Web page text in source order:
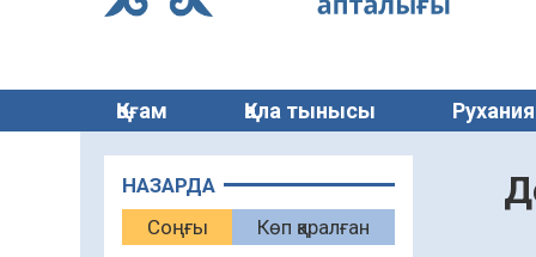
Қоғам Қала тынысы
НАЗАРДА
Соңғы
Көп қаралған